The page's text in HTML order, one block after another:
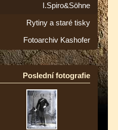
I.Spiro&Söhne
Rytiny a staré tisky
Fotoarchiv Kashofer
Poslední fotografie